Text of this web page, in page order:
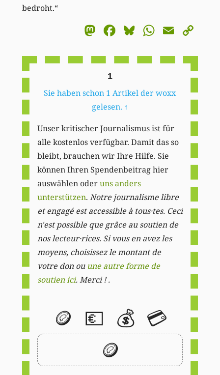
bedroht.“
Mastodon
Facebook
BlueskyEmail
1
Sie haben schon 1 Artikel der woxx
gelesen. ↑
Unser kritischer Journalismus ist für
alle kostenlos verfügbar. Damit das so
bleibt, brauchen wir Ihre Hilfe. Sie
können Ihren Spendenbeitrag hier
auswählen oderuns anders
unterstützen. Notre journalisme libre
et engagé est accessible à tous·tes. Ceci
n'est possible que grâce au soutien de
nos lecteur·rices. Si vous en avez les
moyens, choisissez le montant de
votre don ou une autre forme de
soutien ici. Merci ! .
🪙 💶 💰 💳
🪙